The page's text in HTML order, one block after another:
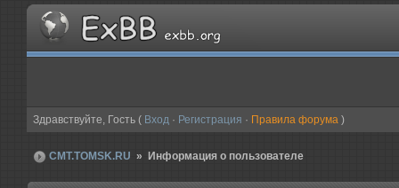
Здравствуйте, Гость ( Вход· Регистрация · Правила форума)
CMT.TOMSK.RU » Информация о пользователе